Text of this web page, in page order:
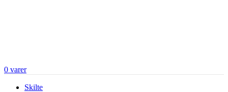
0 varer
Skilte